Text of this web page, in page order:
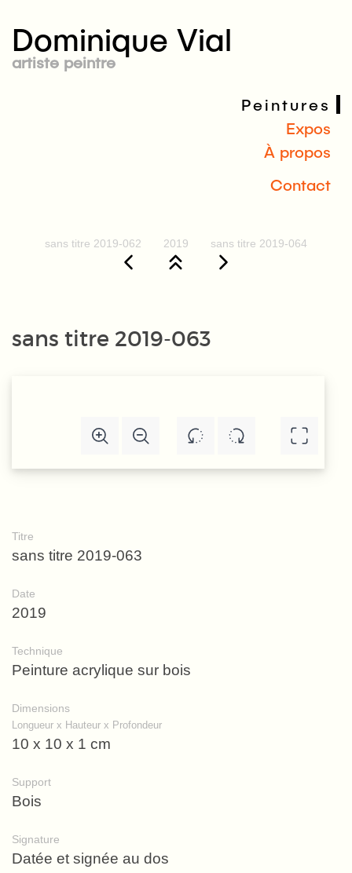
Dominique Vial
artiste peintre
Peintures
Expos
À propos
Contact
sans titre 2019-062 2019 sans titre 2019-064
sans titre 2019-063
Titre
sans titre 2019-063
Date
2019
Technique
Peinture acrylique sur bois
Dimensions
Longueur x Hauteur x Profondeur
10 x 10 x 1 cm
Support
Bois
Signature
Datée et signée au dos